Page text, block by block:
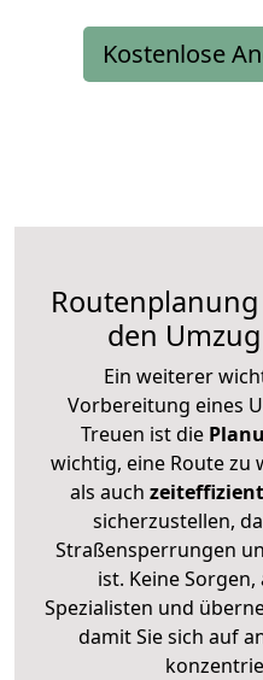
Kostenlose
den
Ein weiterer
Vorbereitung eines
Treuen ist die
wichtig, eine Route zu
als auch zeiteffizient
sicherzustellen,
Straßensperrungen
ist. Keine
Spezialisten und
damit Sie sich auf